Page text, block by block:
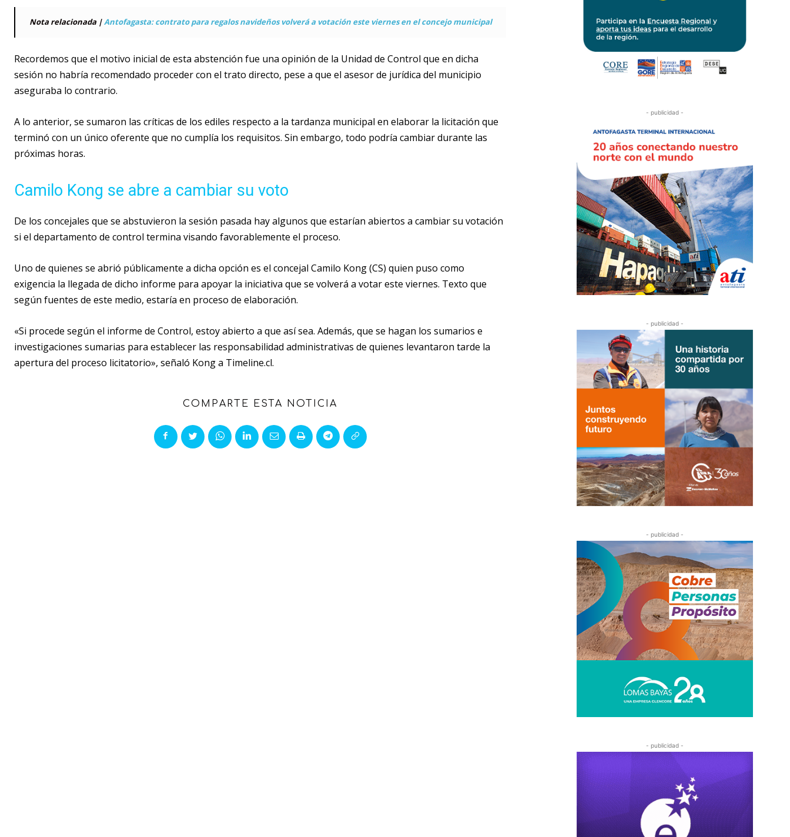
Nota relacionada |Antofagasta: contrato para regalos navideños volverá a votación este viernes en el concejo municipal
Recordemos que el motivo inicial de esta abstención fue una opinión de la Unidad de Control que en dicha
sesión no habría recomendado proceder con el trato directo, pese a que el asesor de jurídica del municipio
aseguraba lo contrario.
A lo anterior, se sumaron las críticas de los ediles respecto a la tardanza municipal en elaborar la licitación que
terminó con un único oferente que no cumplía los requisitos. Sin embargo, todo podría cambiar durante las
próximas horas.
Camilo Kong se abre a cambiar su voto
De los concejales que se abstuvieron la sesión pasada hay algunos que estarían abiertos a cambiar su votación
si el departamento de control termina visando favorablemente el proceso.
Uno de quienes se abrió públicamente a dicha opción es el concejal Camilo Kong (CS) quien puso como
exigencia la llegada de dicho informe para apoyar la iniciativa que se volverá a votar este viernes. Texto que
según fuentes de este medio, estaría en proceso de elaboración.
«Si procede según el informe de Control, estoy abierto a que así sea. Además, que se hagan los sumarios e
investigaciones sumarias para establecer las responsabilidad administrativas de quienes levantaron tarde la
apertura del proceso licitatorio», señaló Kong a Timeline.cl.
COMPARTE ESTA NOTICIA
- publicidad -
- publicidad -
- publicidad -
- publicidad -